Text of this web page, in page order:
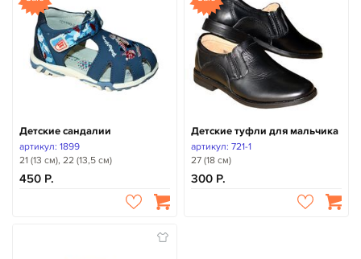
Детские сандалии
артикул: 1899
21 (13 см), 22 (13,5 см)
450
Детские туфли для мальчика
артикул: 721-1
27 (18 см)
300